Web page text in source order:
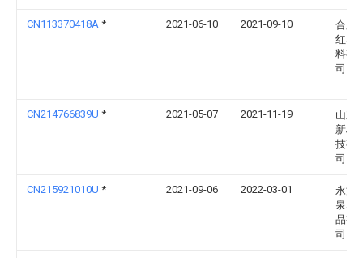
CN113370418A * 2021-06-10 2021-09-10
合肥
红塑
料有
司
CN214766839U * 2021-05-07 2021-11-19
山东
新材
技有
司
CN215921010U * 2021-09-06 2022-03-01
永清
泉塑
品有
司